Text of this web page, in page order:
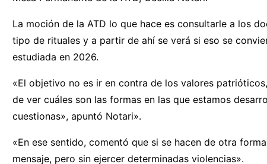
La moción de la ATD lo que hace es consultarle a los
tipo de rituales y a partir de ahí se verá si eso se
estudiada en 2026.
«El objetivo no es ir en contra de los valores
de ver cuáles son las formas en las que estamos
cuestionas», apuntó Notari».
«En ese sentido, comentó que si se hacen de otra
mensaje, pero sin ejercer determinadas violencias».